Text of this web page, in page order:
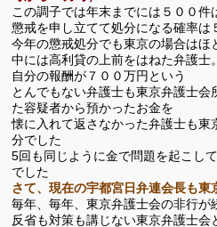
この調子では年末までには５００件
懲戒を申し立てて処分になる確率は
今年の懲戒処分でも東京の場合はほ
中には高利貸の上前をはねた弁護
自分の報酬が７００万円という
とんでもない弁護士も東京弁護士会
た容疑者から預かったお金を
懐に入れて返さなかった弁護士も
分でした
5回も同じように金で問題を起こし
でした
さて、現在の宇都宮日弁連会長も東
毎年、毎年、東京弁護士会の非行が
反省も対策も講じない東京弁護士会